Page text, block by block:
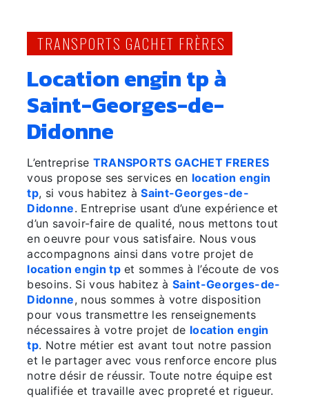
TRANSPORTS GACHET FRÈRES
location engin tp à
Saint-Georges-de-
Didonne
L’entreprise TRANSPORTS GACHET FRERES
vous propose ses services en location engin
tp, si vous habitez àSaint-Georges-de-
Didonne. Entreprise usant d’une expérience et
d’un savoir-faire de qualité, nous mettons tout
en oeuvre pour vous satisfaire. Nous vous
accompagnons ainsi dans votre projet de
location engin tpet sommes à l’écoute de vos
besoins. Si vous habitez àSaint-Georges-de-
Didonne, nous sommes à votre disposition
pour vous transmettre les renseignements
nécessaires à votre projet de location engin
tp. Notre métier est avant tout notre passion
et le partager avec vous renforce encore plus
notre désir de réussir. Toute notre équipe est
qualifiée et travaille avec propreté et rigueur.